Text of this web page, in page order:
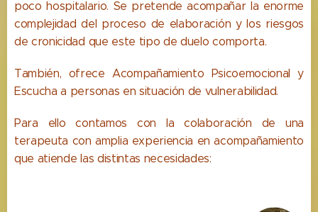
poco hospitalario. Se pretende acompañar la enorme
complejidad del proceso de elaboración y los riesgos
de cronicidad que este tipo de duelo comporta.
También, ofrece Acompañamiento Psicoemocional y
Escucha a personas en situación de vulnerabilidad.
Para ello contamos con la colaboración de una
terapeuta con amplia experiencia en acompañamiento
que atiende las distintas necesidades: